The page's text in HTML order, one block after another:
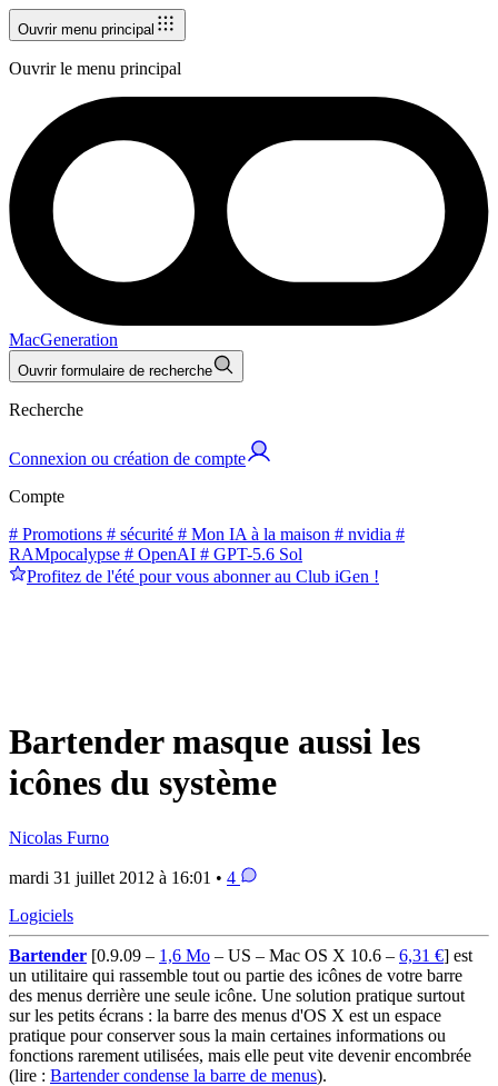
Ouvrir menu principal
Ouvrir le menu principal
MacGeneration
Ouvrir formulaire de recherche
Recherche
Connexion ou création de compte
Compte
# Promotions # sécurité # Mon IA à la maison # nvidia #
RAMpocalypse # OpenAI # GPT-5.6 Sol
Profitez de l'été pour vous abonner au Club iGen !
Bartender masque aussi les
icônes du système
Nicolas Furno
mardi 31 juillet 2012 à 16:01 • 4
Logiciels
Bartender [0.9.09 – 1,6 Mo – US – Mac OS X 10.6 – 6,31 €] est
un utilitaire qui rassemble tout ou partie des icônes de votre barre
des menus derrière une seule icône. Une solution pratique surtout
sur les petits écrans : la barre des menus d'OS X est un espace
pratique pour conserver sous la main certaines informations ou
fonctions rarement utilisées, mais elle peut vite devenir encombrée
(lire : Bartender condense la barre de menus).